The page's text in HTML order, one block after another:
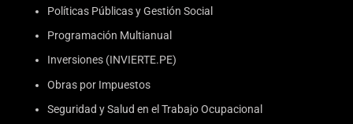
Políticas Públicas y Gestión Social
Programación Multianual
Inversiones (INVIERTE.PE)
Obras por Impuestos
Seguridad y Salud en el Trabajo Ocupacional